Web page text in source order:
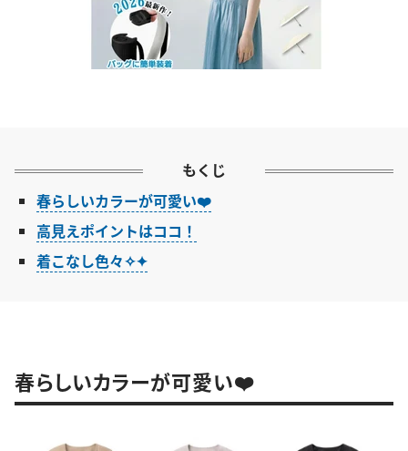
もくじ
春らしいカラーが可愛い❤️
高見えポイントはココ！
着こなし色々✧✦
春らしいカラーが可愛い❤️